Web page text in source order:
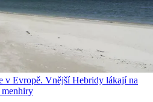
v Evropě. Vnější Hebridy lákají na
menhiry